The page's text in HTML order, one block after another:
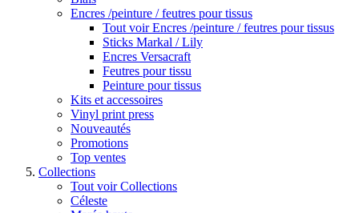
Encres /peinture / feutres pour tissus
Tout voir Encres /peinture / feutres pour tissus
Sticks Markal / Lily
Encres Versacraft
Feutres pour tissu
Peinture pour tissus
Kits et accessoires
Vinyl print press
Nouveautés
Promotions
Top ventes
Collections
Tout voir Collections
Céleste